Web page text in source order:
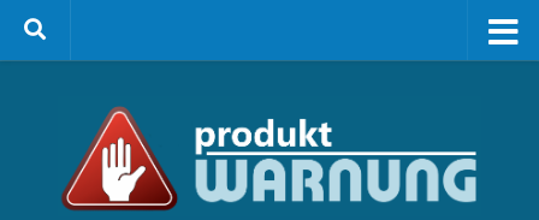
Zum Inhalt springen